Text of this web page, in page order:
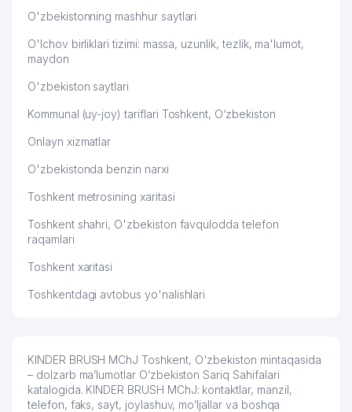
O'zbekistonning mashhur saytlari
O'lchov birliklari tizimi: massa, uzunlik, tezlik, ma'lumot,
maydon
O'zbekiston saytlari
Kommunal (uy-joy) tariflari Toshkent, O‘zbekiston
Onlayn xizmatlar
O'zbekistonda benzin narxi
Toshkent metrosining xaritasi
Toshkent shahri, O'zbekiston favqulodda telefon
raqamlari
Toshkent xaritasi
Toshkentdagi avtobus yo'nalishlari
KINDER BRUSH MChJ Toshkent, O'zbekiston mintaqasida
– dolzarb ma’lumotlar O’zbekiston Sariq Sahifalari
katalogida. KINDER BRUSH MChJ: kontaktlar, manzil,
telefon, faks, sayt, joylashuv, mo’ljallar va boshqa